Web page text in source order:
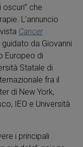
che
L’annuncio
Cancer
da Giovanni
Europeo di
Statale di
fra il
di New York,
IEO e Università
i principali